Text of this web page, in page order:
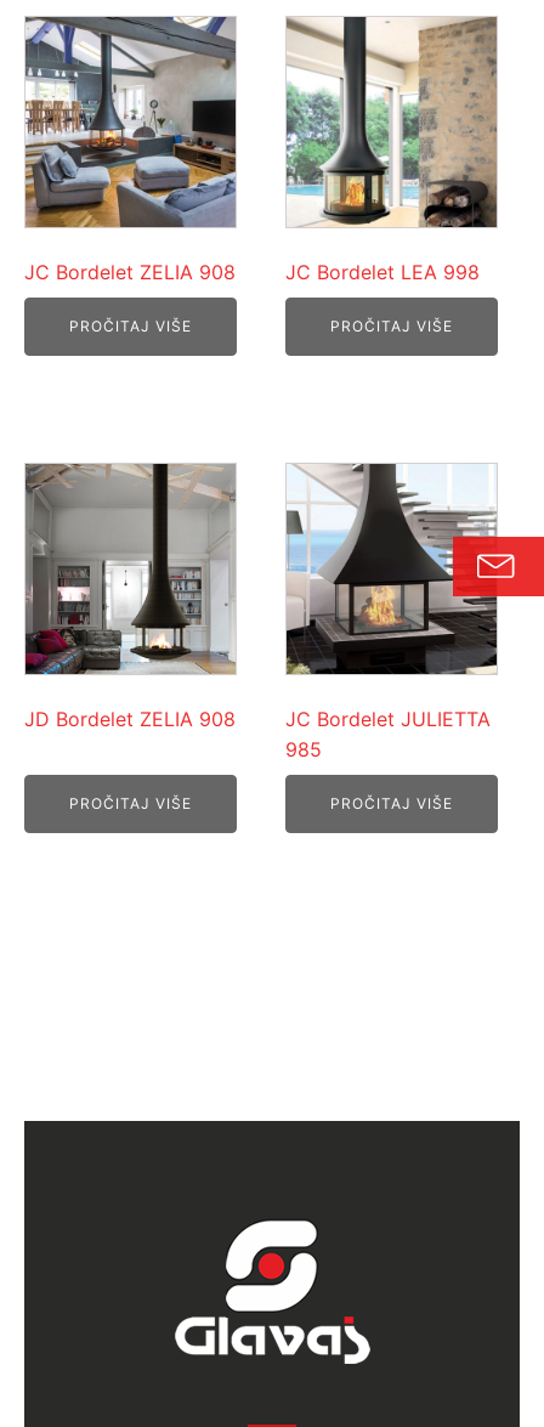
JC Bordelet ZELIA 908
PROČITAJ VIŠE
JC Bordelet LEA 998
PROČITAJ VIŠE
JD Bordelet ZELIA 908
PROČITAJ VIŠE
JC Bordelet JULIETTA
985
PROČITAJ VIŠE